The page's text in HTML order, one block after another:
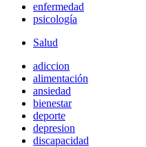
enfermedad
psicología
Salud
adiccion
alimentación
ansiedad
bienestar
deporte
depresion
discapacidad